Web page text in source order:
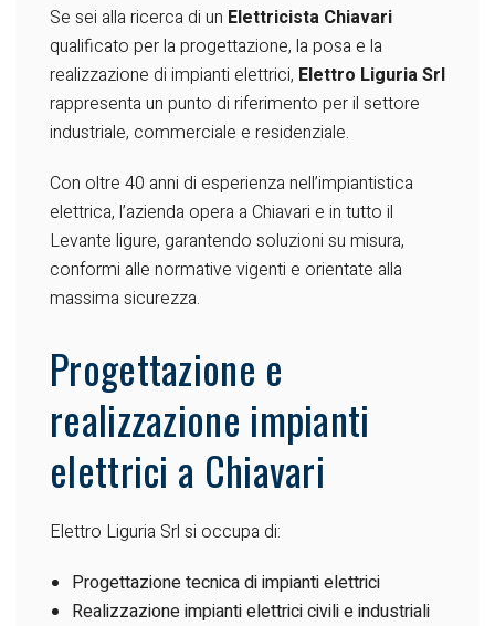
Se sei alla ricerca di un Elettricista Chiavari
qualificato per la progettazione, la posa e la
realizzazione di impianti elettrici, Elettro Liguria Srl
rappresenta un punto di riferimento per il settore
industriale, commerciale e residenziale.
Con oltre 40 anni di esperienza nell’impiantistica
elettrica, l’azienda opera a Chiavari e in tutto il
Levante ligure, garantendo soluzioni su misura,
conformi alle normative vigenti e orientate alla
massima sicurezza.
Progettazione e
realizzazione impianti
elettrici a Chiavari
Elettro Liguria Srl si occupa di:
Progettazione tecnica di impianti elettrici
Realizzazione impianti elettrici civili e industriali